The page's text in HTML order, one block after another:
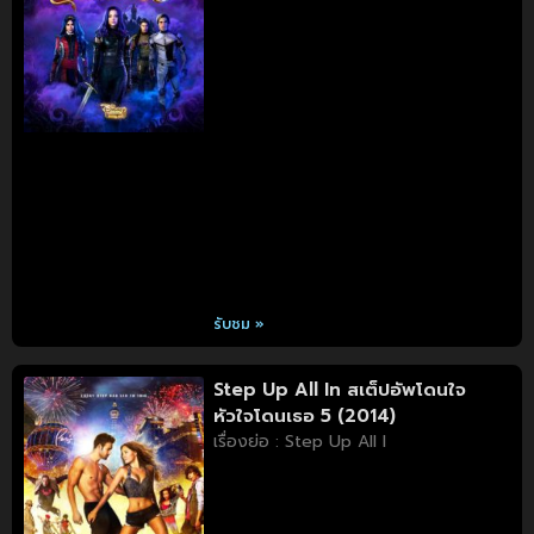
รับชม »
Step Up All In สเต็ปอัพโดนใจ
หัวใจโดนเธอ 5 (2014)
เรื่องย่อ : Step Up All I